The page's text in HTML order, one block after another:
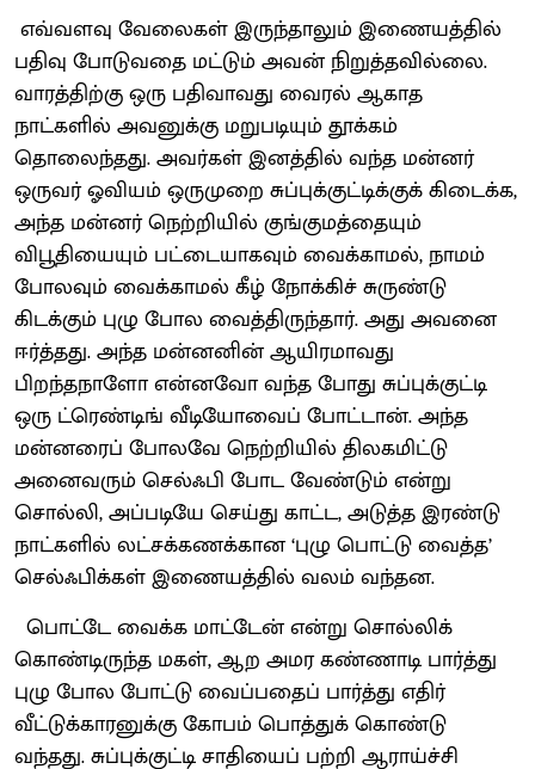
எவ்வளவு வேலைகள் இருந்தாலும் இணையத்தில்
பதிவு போடுவதை மட்டும் அவன் நிறுத்தவில்லை.
வாரத்திற்கு ஒரு பதிவாவது வைரல் ஆகாத
நாட்களில் அவனுக்கு மறுபடியும் தூக்கம்
தொலைந்தது. அவர்கள் இனத்தில் வந்த மன்னர்
ஒருவர் ஓவியம் ஒருமுறை சுப்புக்குட்டிக்குக் கிடைக்க,
அந்த மன்னர் நெற்றியில் குங்குமத்தையும்
விபூதியையும் பட்டையாகவும் வைக்காமல், நாமம்
போலவும் வைக்காமல் கீழ் நோக்கிச் சுருண்டு
கிடக்கும் புழு போல வைத்திருந்தார். அது அவனை
ஈர்த்தது. அந்த மன்னனின் ஆயிரமாவது
பிறந்தநாளோ என்னவோ வந்த போது சுப்புக்குட்டி
ஒரு ட்ரெண்டிங் வீடியோவைப் போட்டான். அந்த
மன்னரைப் போலவே நெற்றியில் திலகமிட்டு
அனைவரும் செல்ஃபி போட வேண்டும் என்று
சொல்லி, அப்படியே செய்து காட்ட, அடுத்த இரண்டு
நாட்களில் லட்சக்கணக்கான ‘புழு பொட்டு வைத்த’
செல்ஃபிக்கள் இணையத்தில் வலம் வந்தன.
பொட்டே வைக்க மாட்டேன் என்று சொல்லிக்
கொண்டிருந்த மகள், ஆற அமர கண்ணாடி பார்த்து
புழு போல போட்டு வைப்பதைப் பார்த்து எதிர்
வீட்டுக்காரனுக்கு கோபம் பொத்துக் கொண்டு
வந்தது. சுப்புக்குட்டி சாதியைப் பற்றி ஆராய்ச்சி